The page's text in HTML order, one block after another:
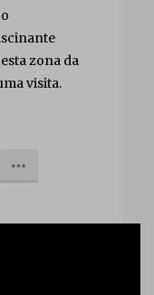
zona da
visita.